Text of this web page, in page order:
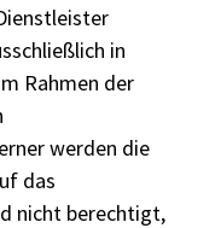
in
Rahmen der
werden die
das
nicht berechtigt,